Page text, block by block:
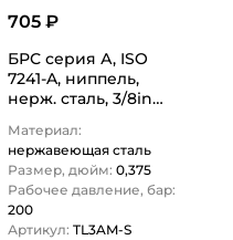
705 ₽
БРС серия А, ISO
7241-A, ниппель,
нерж. сталь, 3/8in
Материал:
нержавеющая сталь
Размер, дюйм: 0,375
Рабочее давление, бар:
200
Артикул: TL3AM-S